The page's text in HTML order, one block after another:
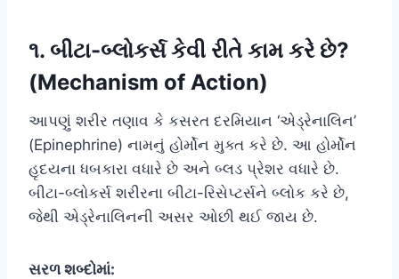
૧. બીટા-બ્લોકર્સ કેવી રીતે કામ કરે છે?
(Mechanism of Action)
આપણું શરીર તણાવ કે કસરત દરમિયાન ‘એડ્રેનાલિન’
(Epinephrine) નામનું હોર્મોન મુક્ત કરે છે. આ હોર્મોન
હૃદયના ધબકારા વધારે છે અને બ્લડ પ્રેશર વધારે છે.
બીટા-બ્લોકર્સ શરીરના બીટા-રિસેપ્ટર્સને બ્લોક કરે છે,
જેથી એડ્રેનાલિનની અસર ઓછી થઈ જાય છે.
સરળ શબ્દોમાં: